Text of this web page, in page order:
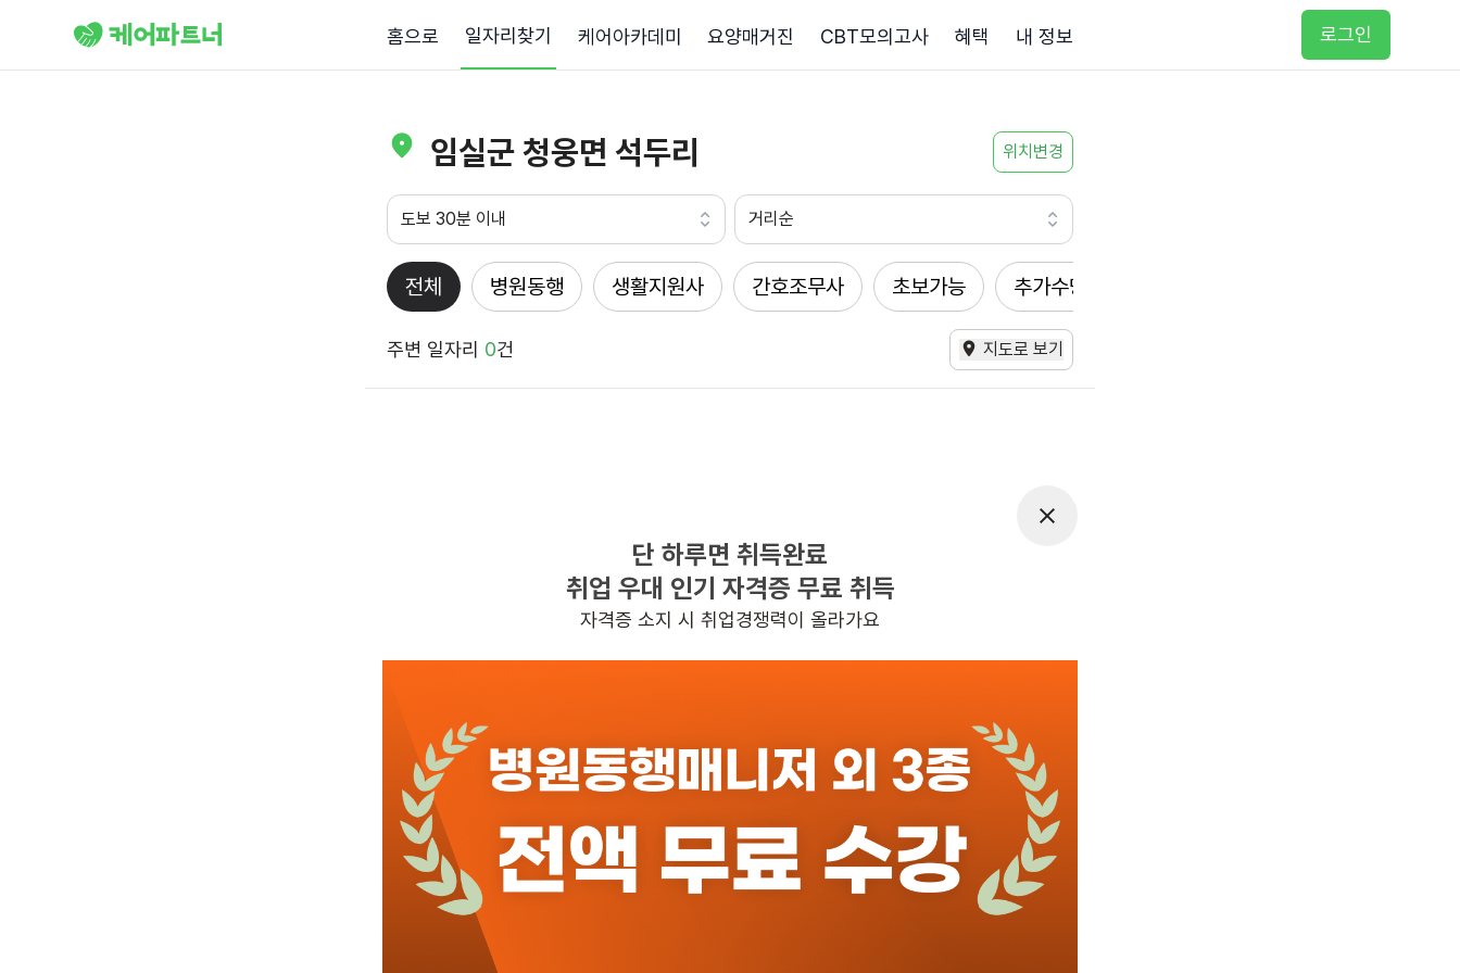
홈으로 일자리찾기 케어아카데미 요양매거진 CBT모의고사 혜택 내 정보 로그인
임실군 청웅면 석두리 위치변경
도보 30분 이내 거리순
전체 병원동행 생활지원사 간호조무사 초보가능 추가수당
주변 일자리 0건 지도로 보기
찾으시는 조건의 일자리가 없습니다
더욱더 노력하는 케어파트너가 되겠습니다.
단 하루면 취득완료
취업 우대 인기 자격증 무료 취득
자격증 소지 시 취업경쟁력이 올라가요